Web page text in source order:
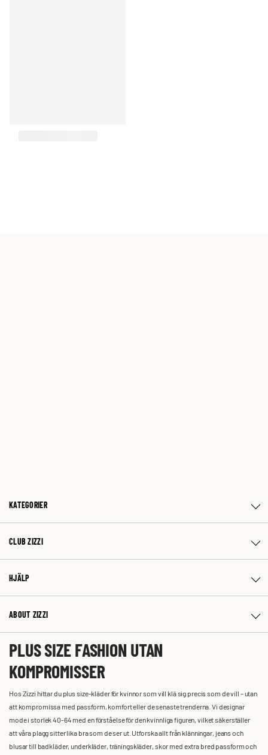
KATEGORIER
CLUB ZIZZI
HJÄLP
ABOUT ZIZZI
PLUS SIZE FASHION UTAN
KOMPROMISSER
Hos Zizzi hittar du plus size-kläder för kvinnor som vill klä sig precis som de vill – utan
att kompromissa med passform, komfort eller de senaste trenderna. Vi designar
mode i storlek 40-64 med en förståelse för den kvinnliga figuren, vilket säkerställer
att våra plagg sitter lika bra som de ser ut. Utforska allt från klänningar, jeans och
blusar till badkläder, underkläder, träningskläder, skor med extra bred passform och